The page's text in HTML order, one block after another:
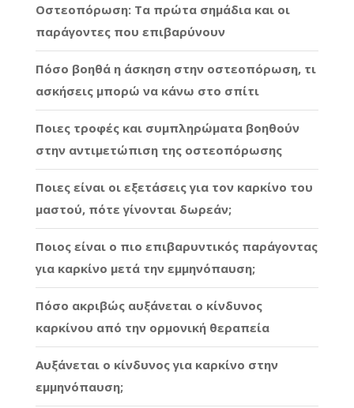
Οστεοπόρωση: Τα πρώτα σημάδια και οι
παράγοντες που επιβαρύνουν
Πόσο βοηθά η άσκηση στην οστεοπόρωση, τι
ασκήσεις μπορώ να κάνω στο σπίτι
Ποιες τροφές και συμπληρώματα βοηθούν
στην αντιμετώπιση της οστεοπόρωσης
Ποιες είναι οι εξετάσεις για τον καρκίνο του
μαστού, πότε γίνονται δωρεάν;
Ποιος είναι ο πιο επιβαρυντικός παράγοντας
για καρκίνο μετά την εμμηνόπαυση;
Πόσο ακριβώς αυξάνεται ο κίνδυνος
καρκίνου από την ορμονική θεραπεία
Αυξάνεται ο κίνδυνος για καρκίνο στην
εμμηνόπαυση;